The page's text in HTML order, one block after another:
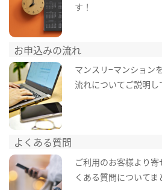
す！
お申込みの流れ
マンスリ−マンション
流れについてご説明し
よくある質問
ご利用のお客様より
くある質問についてま